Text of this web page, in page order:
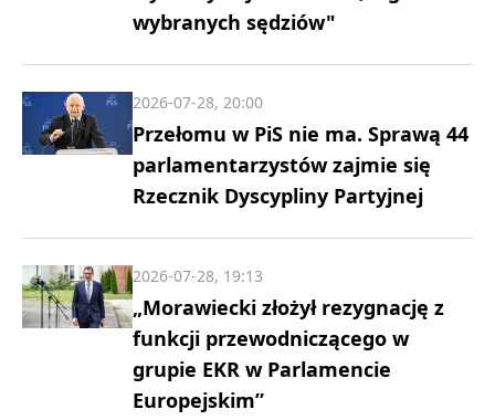
wybranych sędziów"
Przełomu w PiS nie ma. Sprawą 44
parlamentarzystów zajmie się
Rzecznik Dyscypliny Partyjnej
2026-07-28, 20:00
„Morawiecki złożył rezygnację z
funkcji przewodniczącego w
grupie EKR w Parlamencie
Europejskim”
2026-07-28, 19:13